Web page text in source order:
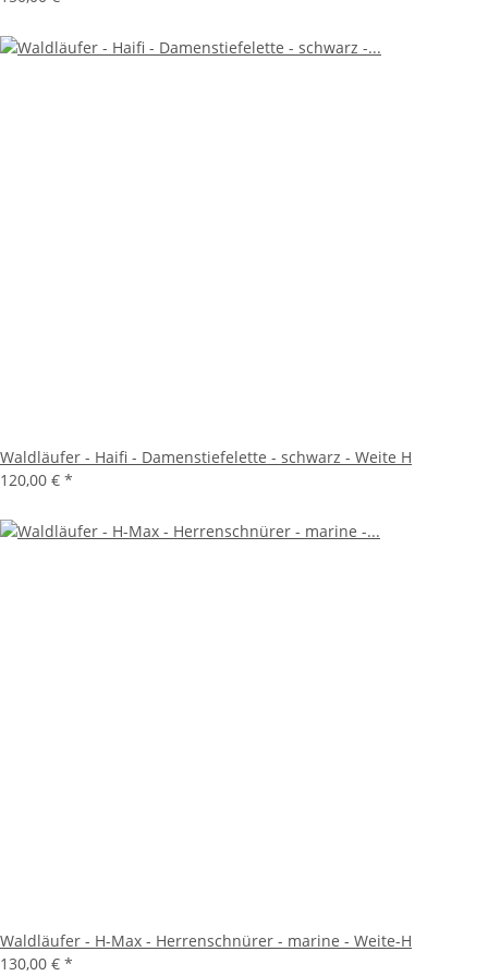
Waldläufer - Haifi - Damenstiefelette - schwarz - Weite H
120,00 € *
Waldläufer - H-Max - Herrenschnürer - marine - Weite-H
130,00 € *